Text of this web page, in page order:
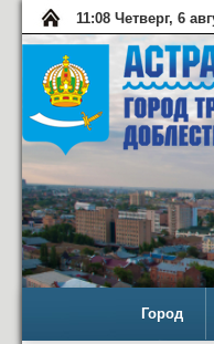
11:08 Четверг, 6
Город